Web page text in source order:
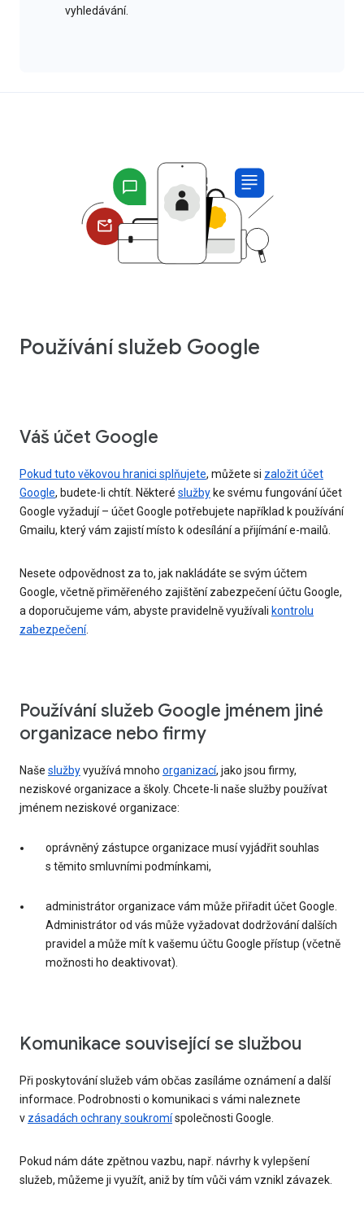
vyhledávání.
Používání služeb Google
Váš účet Google
Pokud tuto věkovou hranici splňujete, můžete si založit účet
Google, budete-li chtít. Některé služby ke svému fungování účet
Google vyžadují – účet Google potřebujete například k používání
Gmailu, který vám zajistí místo k odesílání a přijímání e-mailů.
Nesete odpovědnost za to, jak nakládáte se svým účtem
Google, včetně přiměřeného zajištění zabezpečení účtu Google,
a doporučujeme vám, abyste pravidelně využívali kontrolu
zabezpečení.
Používání služeb Google jménem jiné
organizace nebo firmy
Naše službyvyužívá mnoho organizací, jako jsou firmy,
neziskové organizace a školy. Chcete-li naše služby používat
jménem neziskové organizace:
oprávněný zástupce organizace musí vyjádřit souhlas
s těmito smluvními podmínkami,
administrátor organizace vám může přiřadit účet Google.
Administrátor od vás může vyžadovat dodržování dalších
pravidel a může mít k vašemu účtu Google přístup (včetně
možnosti ho deaktivovat).
Komunikace související se službou
Při poskytování služeb vám občas zasíláme oznámení a další
informace. Podrobnosti o komunikaci s vámi naleznete
v zásadách ochrany soukromíspolečnosti Google.
Pokud nám dáte zpětnou vazbu, např. návrhy k vylepšení
služeb, můžeme ji využít, aniž by tím vůči vám vznikl závazek.